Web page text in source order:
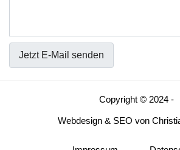
Jetzt E-Mail senden
Copyright © 2024 -
Webdesign & SEO von